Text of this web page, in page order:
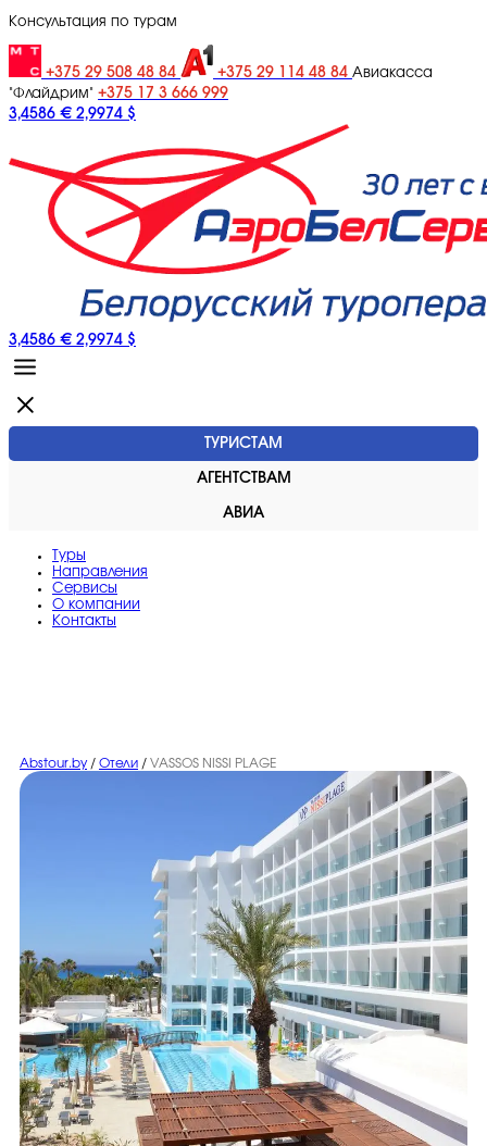
Консультация по турам
+375 29 508 48 84 +375 29 114 48 84 Авиакасса
"Флайдрим" +375 17 3 666 999
3,4586 € 2,9974 $
3,4586 € 2,9974 $
ТУРИСТАМ
АГЕНТСТВАМ
АВИА
Туры
Направления
Сервисы
O компании
Контакты
Abstour.by / Отели / VASSOS NISSI PLAGE